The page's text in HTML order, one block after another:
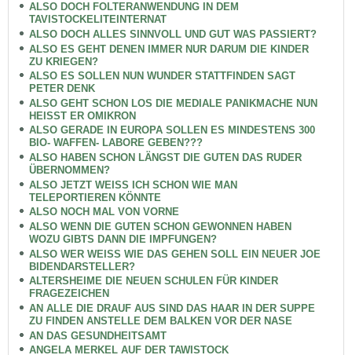
ALSO DOCH FOLTERANWENDUNG IN DEM
TAVISTOCKELITEINTERNAT
ALSO DOCH ALLES SINNVOLL UND GUT WAS PASSIERT?
ALSO ES GEHT DENEN IMMER NUR DARUM DIE KINDER
ZU KRIEGEN?
ALSO ES SOLLEN NUN WUNDER STATTFINDEN SAGT
PETER DENK
ALSO GEHT SCHON LOS DIE MEDIALE PANIKMACHE NUN
HEISST ER OMIKRON
ALSO GERADE IN EUROPA SOLLEN ES MINDESTENS 300
BIO- WAFFEN- LABORE GEBEN???
ALSO HABEN SCHON LÄNGST DIE GUTEN DAS RUDER
ÜBERNOMMEN?
ALSO JETZT WEISS ICH SCHON WIE MAN
TELEPORTIEREN KÖNNTE
ALSO NOCH MAL VON VORNE
ALSO WENN DIE GUTEN SCHON GEWONNEN HABEN
WOZU GIBTS DANN DIE IMPFUNGEN?
ALSO WER WEISS WIE DAS GEHEN SOLL EIN NEUER JOE
BIDENDARSTELLER?
ALTERSHEIME DIE NEUEN SCHULEN FÜR KINDER
FRAGEZEICHEN
AN ALLE DIE DRAUF AUS SIND DAS HAAR IN DER SUPPE
ZU FINDEN ANSTELLE DEM BALKEN VOR DER NASE
AN DAS GESUNDHEITSAMT
ANGELA MERKEL AUF DER TAWISTOCK